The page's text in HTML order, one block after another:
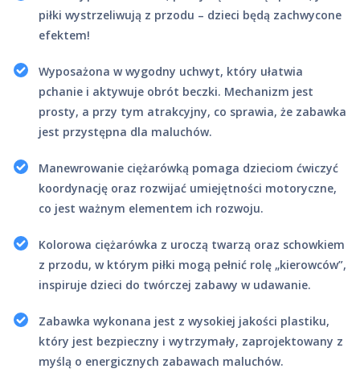
piłki wystrzeliwują z przodu – dzieci będą zachwycone
efektem!
Wyposażona w wygodny uchwyt, który ułatwia
pchanie i aktywuje obrót beczki. Mechanizm jest
prosty, a przy tym atrakcyjny, co sprawia, że zabawka
jest przystępna dla maluchów.
Manewrowanie ciężarówką pomaga dzieciom ćwiczyć
koordynację oraz rozwijać umiejętności motoryczne,
co jest ważnym elementem ich rozwoju.
Kolorowa ciężarówka z uroczą twarzą oraz schowkiem
z przodu, w którym piłki mogą pełnić rolę „kierowców”,
inspiruje dzieci do twórczej zabawy w udawanie.
Zabawka wykonana jest z wysokiej jakości plastiku,
który jest bezpieczny i wytrzymały, zaprojektowany z
myślą o energicznych zabawach maluchów.